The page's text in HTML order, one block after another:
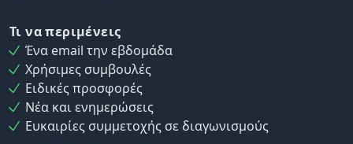
Τι να περιμένεις
Ένα email την εβδομάδα
Χρήσιμες συμβουλές
Ειδικές προσφορές
Νέα και ενημερώσεις
Ευκαιρίες συμμετοχής σε διαγωνισμούς